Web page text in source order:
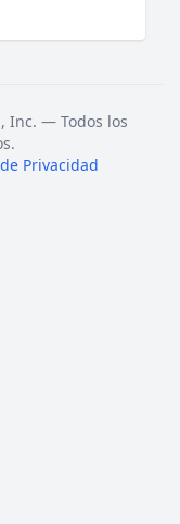
Inc. — Todos los
Privacidad